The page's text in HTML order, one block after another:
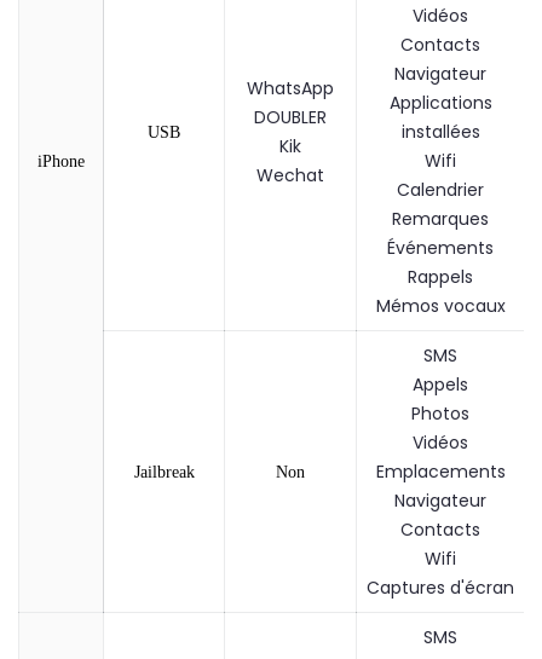
iPhone
USB
WhatsApp
DOUBLER
Kik
Wechat
Vidéos
Contacts
Navigateur
Applications
installées
Wifi
Calendrier
Remarques
Événements
Rappels
Mémos vocaux
Jailbreak Non
SMS
Appels
Photos
Vidéos
Emplacements
Navigateur
Contacts
Wifi
Captures d'écran
SMS